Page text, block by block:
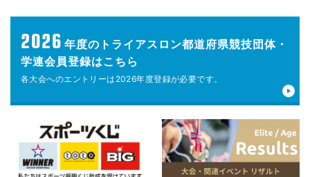
2026 年度の トライアスロン都道府県競技団体・
学連会員登録はこちら
各大会へのエントリーは 2026年度登録が必要です。